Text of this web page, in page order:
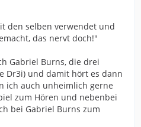
den selben verwendet und
das nervt doch!"
Gabriel Burns, die drei
Dr3i) und damit hört es dann
ich auch unheimlich gerne
zum Hören und nebenbei
bei Gabriel Burns zum